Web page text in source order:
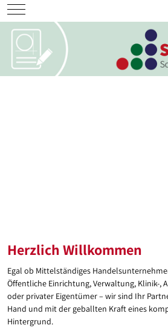
Mobile Menu Toggle
Herzlich Willkommen
Egal ob Mittelständiges
Öffentliche Einrichtung, Verwaltung, Klinik-,
oder privater Eigentümer – wir sind Ihr
Hand und mit der geballten Kraft eines
Hintergrund.